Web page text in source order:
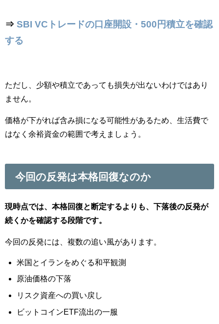
⇒ SBI VCトレードの口座開設・500円積立を確認
する
ただし、少額や積立であっても損失が出ないわけではあり
ません。
価格が下がれば含み損になる可能性があるため、生活費で
はなく余裕資金の範囲で考えましょう。
今回の反発は本格回復なのか
現時点では、本格回復と断定するよりも、下落後の反発が
続くかを確認する段階です。
今回の反発には、複数の追い風があります。
米国とイランをめぐる和平観測
原油価格の下落
リスク資産への買い戻し
ビットコインETF流出の一服